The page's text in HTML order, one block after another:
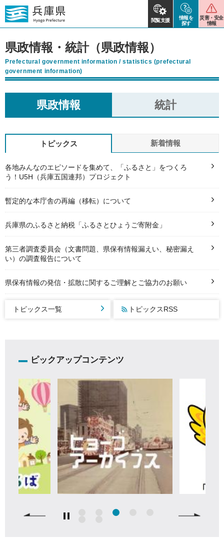
閲覧支援
情報を
探す
災害・安全
情報
県政情報・統計（県政情報）
Prefectural government information / statistics (prefectural
government information)
県政情報 統計
トピックス
各地みんなのエピソードを集めて、「ふるさと」をつくろ
う！U5H（兵庫五国連邦）プロジェクト
暫定的な本庁舎の再編（移転）について
兵庫県のふるさと納税「ふるさとひょうご寄附金」
第三者調査委員会（文書問題、県保有情報漏えい、秘密漏え
い）の調査報告について
県保有情報の発信・拡散に関するご理解とご協力のお願い
トピックス一覧 トピックスRSS
新着情報
ピックアップコンテンツ